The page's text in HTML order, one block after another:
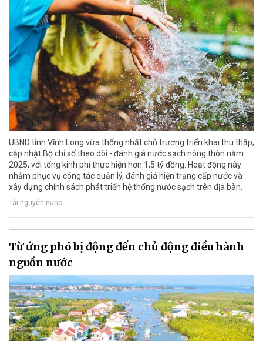
UBND tỉnh Vĩnh Long vừa thống nhất chủ trương triển khai thu thập,
cập nhật Bộ chỉ số theo dõi - đánh giá nước sạch nông thôn năm
2025, với tổng kinh phí thực hiện hơn 1,5 tỷ đồng. Hoạt động này
nhằm phục vụ công tác quản lý, đánh giá hiện trạng cấp nước và
xây dựng chính sách phát triển hệ thống nước sạch trên địa bàn.
Tài nguyên nước
Từ ứng phó bị động đến chủ động điều hành
nguồn nước